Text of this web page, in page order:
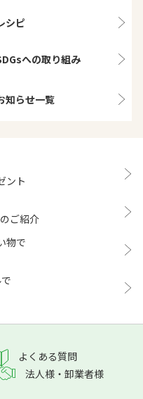
シピ
への取り組み
知らせ一覧
ント
ご紹介
物で
よくある質問
法人様・卸業者様